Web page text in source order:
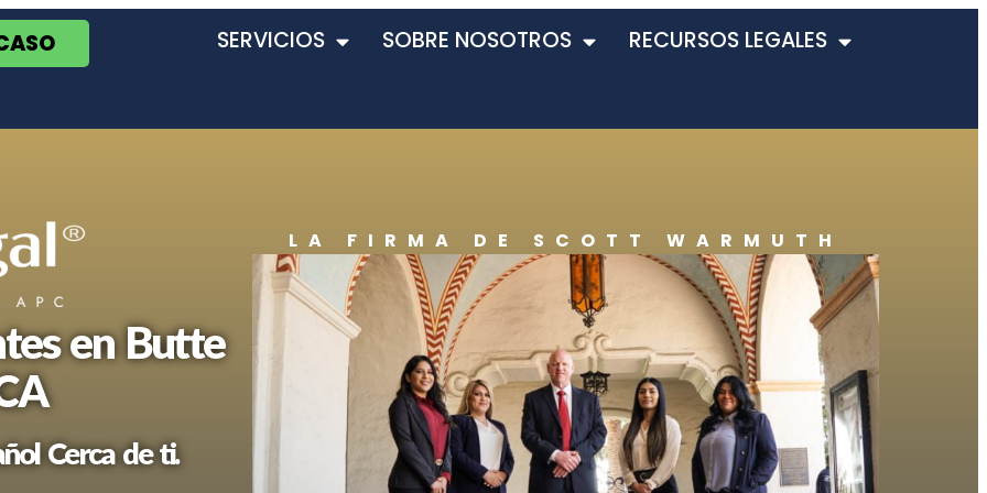
SERVICIOS SOBRE NOSOTROS RECURSOS LEGALES
en Butte
Cerca de ti.
LA FIRMA DE SCOTT WARMUTH